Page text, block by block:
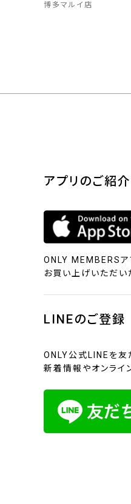
博多マルイ店
アプリのご紹介
ONLY MEMBERSア
お買い上げいただい
LINEのご登録
ONLY公式LINEを友
新着情報やオンライ